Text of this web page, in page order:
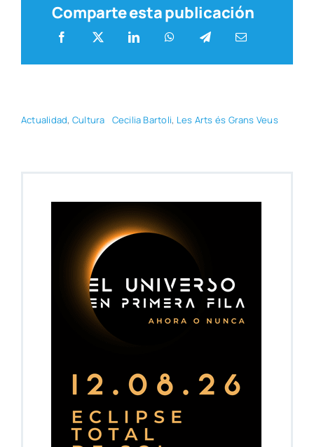
Comparte esta publicación
Actua­li­dad, Cul­tu­ra Ceci­lia Bar­to­li, Les Arts és Grans Veus